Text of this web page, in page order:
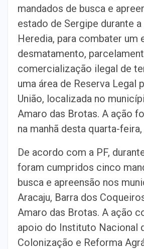
mandados de busca e
estado de Sergipe durante a
Heredia, para combater um
desmatamento,
comercialização ilegal de
uma área de Reserva Legal
União, localizada no
Amaro das Brotas. A ação
na manhã desta quarta-feira,
De acordo com a PF,
foram cumpridos cinco
busca e apreensão nos
Aracaju, Barra dos
Amaro das Brotas. A ação
apoio do Instituto Nacional
Colonização e Reforma